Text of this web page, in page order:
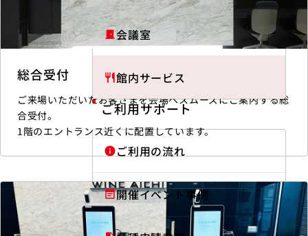
総合受付
ご来場いただいたお客さまを会場へスムーズにご案内する総
合受付。
1階のエントランス近くに配置しています。
door_front会議室
restaurant 館内サービス
ご利用サポート
infoご利用の流れ
event_note開催イベント事例